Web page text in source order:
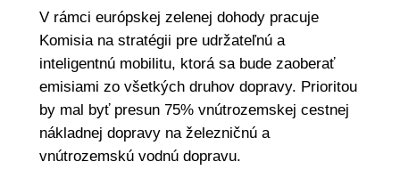
V rámci európskej zelenej dohody pracuje
Komisia na stratégii pre udržateľnú a
inteligentnú mobilitu, ktorá sa bude zaoberať
emisiami zo všetkých druhov dopravy. Prioritou
by mal byť presun 75% vnútrozemskej cestnej
nákladnej dopravy na železničnú a
vnútrozemskú vodnú dopravu.